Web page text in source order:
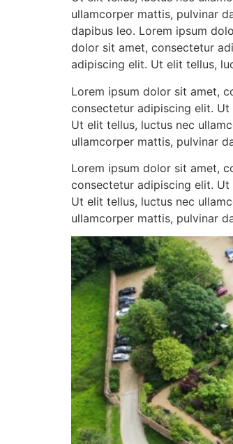
ullamcorper mattis, pulvinar
dapibus leo. Lorem ipsum
dolor sit amet, consectetur
adipiscing elit. Ut elit tellus,
Lorem ipsum dolor sit amet,
consectetur adipiscing elit.
Ut elit tellus, luctus nec
ullamcorper mattis, pulvinar
Lorem ipsum dolor sit amet,
consectetur adipiscing elit.
Ut elit tellus, luctus nec
ullamcorper mattis, pulvinar